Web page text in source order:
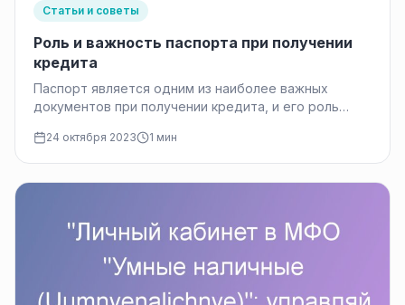
Статьи и советы
Роль и важность паспорта при получении
кредита
Паспорт является одним из наиболее важных
документов при получении кредита, и его роль
24 октября 2023 1 мин